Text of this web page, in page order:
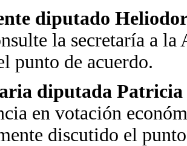
diputado
la secretaría a la
punto de acuerdo.
diputada
en votación
discutido el